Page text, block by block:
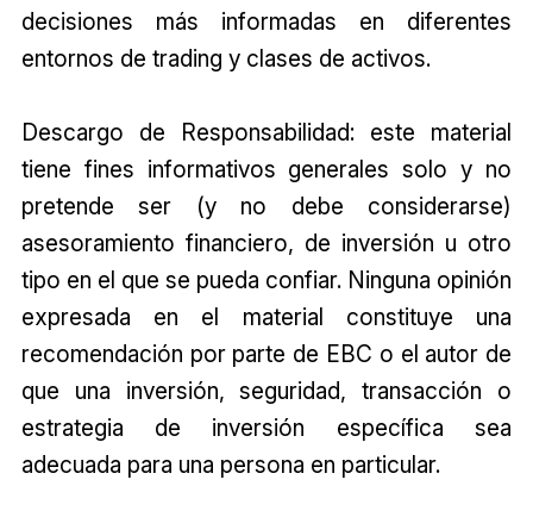
decisiones más informadas en diferentes
entornos de trading y clases de activos.
Descargo de Responsabilidad: este material
tiene fines informativos generales solo y no
pretende ser (y no debe considerarse)
asesoramiento financiero, de inversión u otro
tipo en el que se pueda confiar. Ninguna opinión
expresada en el material constituye una
recomendación por parte de EBC o el autor de
que una inversión, seguridad, transacción o
estrategia de inversión específica sea
adecuada para una persona en particular.